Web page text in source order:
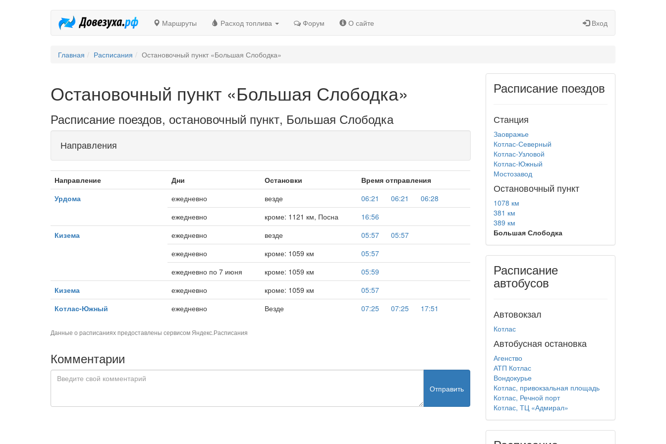
Маршруты Расход топлива Форум О сайте Вход
Главная Расписания Остановочный пункт «Большая Слободка»
Остановочный пункт «Большая Слободка»
Расписание поездов, остановочный пункт, Большая Слободка
Направления
Направление Дни Остановки
Время отправления
Урдома
ежедневно везде 06:21 06:21
06:28
ежедневно
кроме: 1121 км, Посна
16:56
Кизема
ежедневно везде 05:57
05:57
ежедневно
кроме: 1059 км
05:57
ежедневно по 7 июня
кроме: 1059 км
05:59
Кизема
ежедневно кроме: 1059 км
05:57
Котлас-Южный
ежедневно Везде 07:25 07:25 17:51
Данные о расписаниях предоставлены сервисом Яндекс.Расписания
Комментарии
Отправить
Расписание поездов
Станция
Заовражье
Котлас-Северный
Котлас-Узловой
Котлас-Южный
Мостозавод
Остановочный пункт
1078 км
381 км
389 км
Большая Слободка
Расписание
автобусов
Автовокзал
Котлас
Автобусная остановка
Агенство
АТП Котлас
Вондокурье
Котлас, привокзальная площадь
Котлас, Речной порт
Котлас, ТЦ «Адмирал»